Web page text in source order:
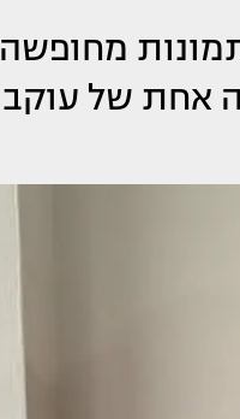
מחופשה
אחת של עוקב